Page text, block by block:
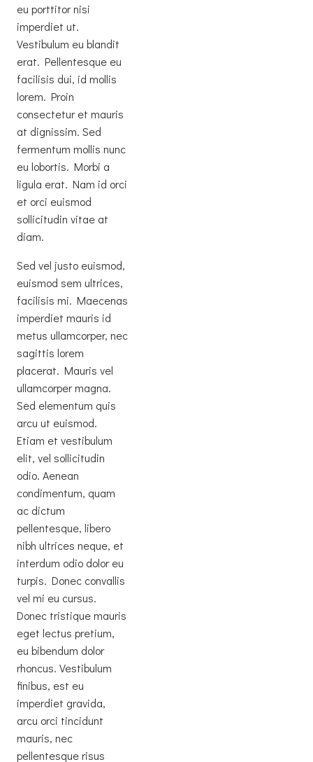
eu porttitor nisi
imperdiet ut.
Vestibulum eu blandit
erat. Pellentesque eu
facilisis dui, id mollis
lorem. Proin
consectetur et mauris
at dignissim. Sed
fermentum mollis nunc
eu lobortis. Morbi a
ligula erat. Nam id orci
et orci euismod
sollicitudin vitae at
diam.
Sed vel justo euismod,
euismod sem ultrices,
facilisis mi. Maecenas
imperdiet mauris id
metus ullamcorper, nec
sagittis lorem
placerat. Mauris vel
ullamcorper magna.
Sed elementum quis
arcu ut euismod.
Etiam et vestibulum
elit, vel sollicitudin
odio. Aenean
condimentum, quam
ac dictum
pellentesque, libero
nibh ultrices neque, et
interdum odio dolor eu
turpis. Donec convallis
vel mi eu cursus.
Donec tristique mauris
eget lectus pretium,
eu bibendum dolor
rhoncus. Vestibulum
finibus, est eu
imperdiet gravida,
arcu orci tincidunt
mauris, nec
pellentesque risus